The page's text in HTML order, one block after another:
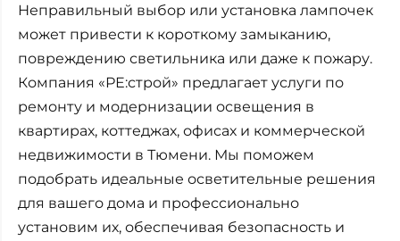
Неправильный выбор или установка лампочек
может привести к короткому замыканию,
повреждению светильника или даже к пожару.
Компания «РЕ:строй» предлагает услуги по
ремонту и модернизации освещения в
квартирах, коттеджах, офисах и коммерческой
недвижимости в Тюмени. Мы поможем
подобрать идеальные осветительные решения
для вашего дома и профессионально
установим их, обеспечивая безопасность и